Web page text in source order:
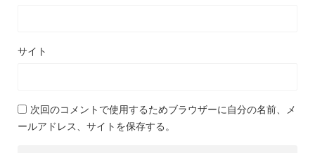
サイト
次回のコメントで使用するためブラウザーに自分の名前、メ
ールアドレス、サイトを保存する。